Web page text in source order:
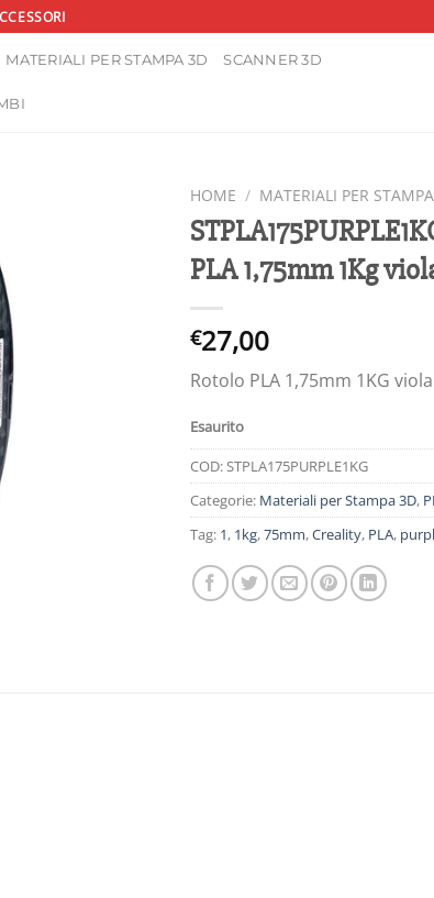
MATERIALI PER STAMPA 3D SCANNER 3D
HOME / MATERIALI PER
PLA 1,75mm 1Kg
€27,00
Rotolo PLA 1,75mm 1KG
Esaurito
COD:STPLA175PURPLE1KG
Categorie: Materiali per Stampa 3D,
Tag: 1, 1kg,75mm,Creality, PLA,